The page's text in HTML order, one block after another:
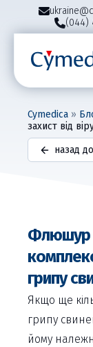
(044)
Cymedica »
захист від
назад
Флюшур
грипу
Якщо ще
грипу
йому